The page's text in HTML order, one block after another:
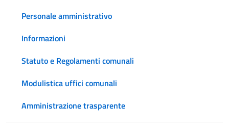
Personale amministrativo
Informazioni
Statuto e Regolamenti comunali
Modulistica uffici comunali
Amministrazione trasparente